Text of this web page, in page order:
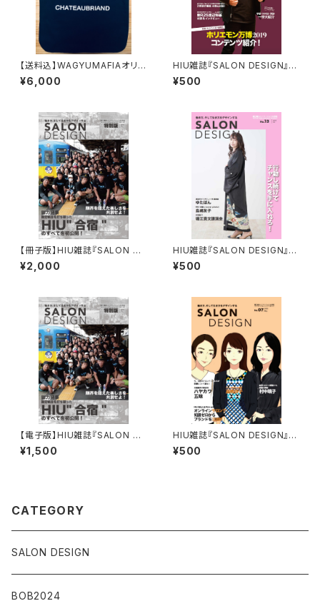
【送料込】WAGYUMAFIAオリジ
ナル CHATEAUBRIAND エコ
バッグ
¥6,000
HIU雑誌『SALON DESIGN』v
ol.6（電子版）
¥500
【冊子版】HIU雑誌『SALON DE
SIGN』合宿特別版
¥2,000
HIU雑誌『SALON DESIGN』v
ol.13（電子版）
¥500
【電子版】HIU雑誌『SALON DE
SIGN』合宿特別版
¥1,500
HIU雑誌『SALON DESIGN』v
ol.7（電子版）
¥500
CATEGORY
SALON DESIGN
BOB2024